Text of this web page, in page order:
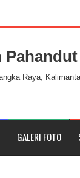
Raya,
GALERI FOTO